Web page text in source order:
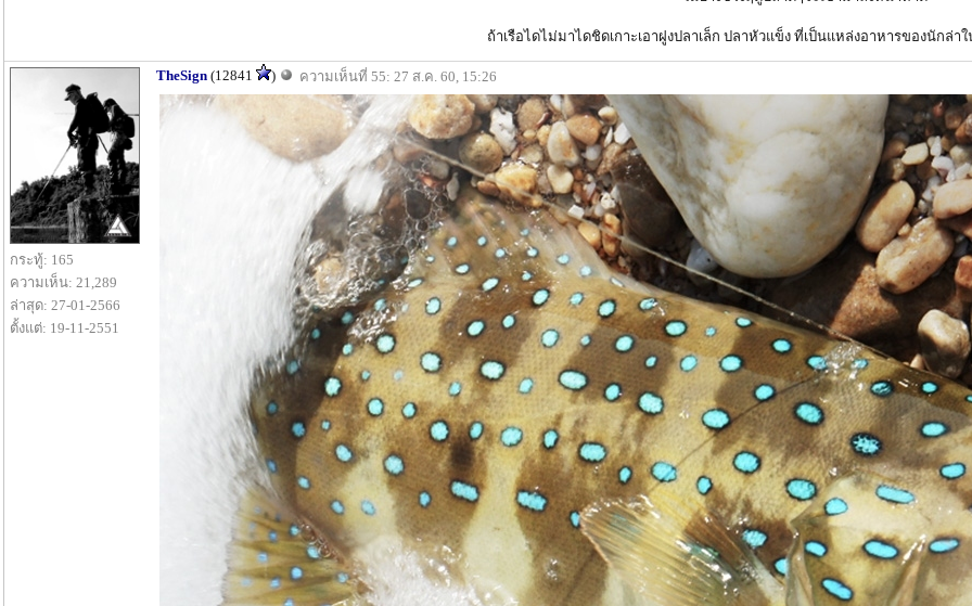
ถ้าเรือไดไม่มาไดชิดเกาะเอาฝูงปลาเล็ก ปลาหัวแข็ง ที่เป็นแหล่งอาหารของนักล่า
กระทู้: 165
ความเห็น: 21,289
ล่าสุด: 27-01-2566
ตั้งแต่: 19-11-2551
TheSign (12841 ) ความเห็นที่ 55: 27 ส.ค. 60, 15:26